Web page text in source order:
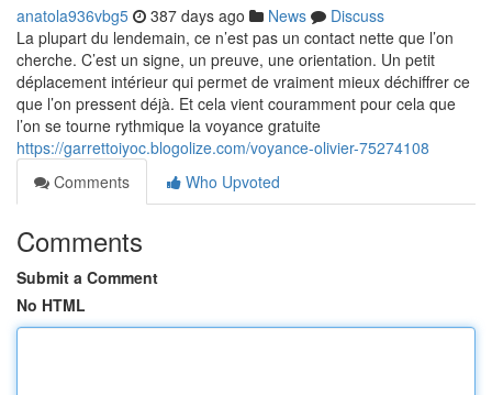
anatola936vbg5 387 days ago News
Discuss
La plupart du lendemain, ce n’est pas un contact nette que l’on
cherche. C’est un signe, un preuve, une orientation. Un petit
déplacement intérieur qui permet de vraiment mieux déchiffrer ce
que l’on pressent déjà. Et cela vient couramment pour cela que
l’on se tourne rythmique la voyance gratuite
https://garrettoiyoc.blogolize.com/voyance-olivier-75274108
Comments
Who Upvoted
Comments
Submit a Comment
No HTML